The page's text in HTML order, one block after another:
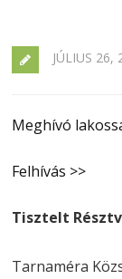
JÚLIUS 26,
Meghívó
Felhívás >>
Tisztelt
Tarnaméra